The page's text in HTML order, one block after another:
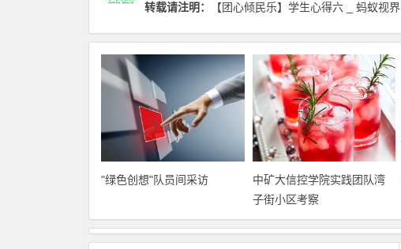
转载请注明：
【团心倾民乐】学生心得六 _ 蚂蚁视界
"绿色创想"队员间采访
中矿大信控学院实践团队湾
子街小区考察